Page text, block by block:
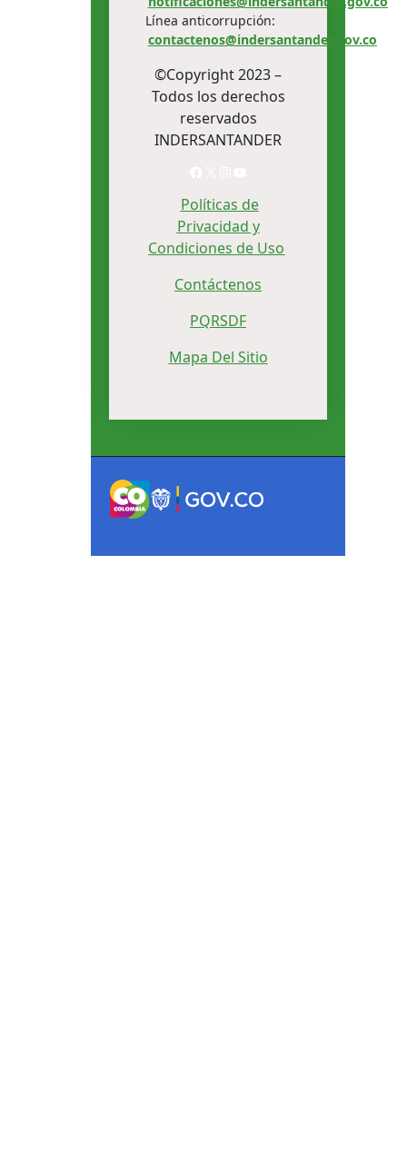
Línea anticorrupción:
contactenos@indersantander.gov.co
©Copyright 2023 –
Todos los derechos
reservados
INDERSANTANDER
Políticas de
Privacidad y
Condiciones de Uso
Contáctenos
PQRSDF
Mapa Del Sitio